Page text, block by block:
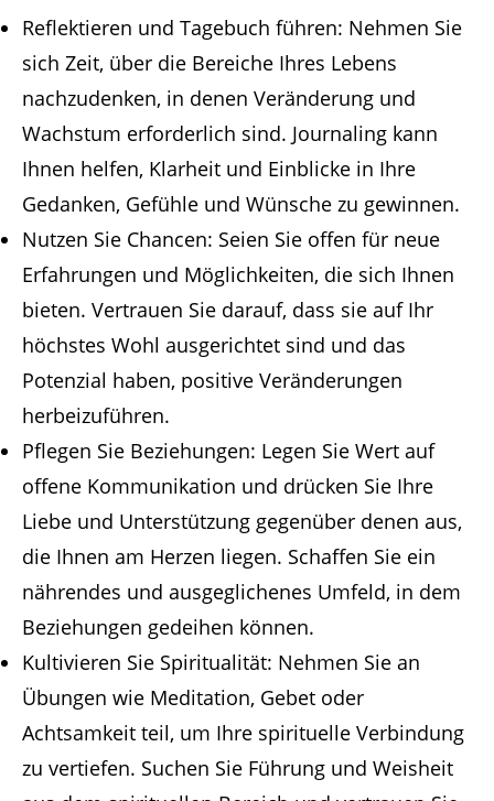
Reflektieren und Tagebuch führen: Nehmen Sie
sich Zeit, über die Bereiche Ihres Lebens
nachzudenken, in denen Veränderung und
Wachstum erforderlich sind. Journaling kann
Ihnen helfen, Klarheit und Einblicke in Ihre
Gedanken, Gefühle und Wünsche zu gewinnen.
Nutzen Sie Chancen: Seien Sie offen für neue
Erfahrungen und Möglichkeiten, die sich Ihnen
bieten. Vertrauen Sie darauf, dass sie auf Ihr
höchstes Wohl ausgerichtet sind und das
Potenzial haben, positive Veränderungen
herbeizuführen.
Pflegen Sie Beziehungen: Legen Sie Wert auf
offene Kommunikation und drücken Sie Ihre
Liebe und Unterstützung gegenüber denen aus,
die Ihnen am Herzen liegen. Schaffen Sie ein
nährendes und ausgeglichenes Umfeld, in dem
Beziehungen gedeihen können.
Kultivieren Sie Spiritualität: Nehmen Sie an
Übungen wie Meditation, Gebet oder
Achtsamkeit teil, um Ihre spirituelle Verbindung
zu vertiefen. Suchen Sie Führung und Weisheit